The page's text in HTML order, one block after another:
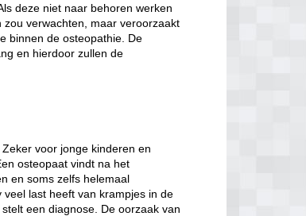
deze niet naar behoren werken
verwachten, maar veroorzaakt
binnen de osteopathie. De
en hierdoor zullen de
voor jonge kinderen en
osteopaat vindt na het
en soms zelfs helemaal
last heeft van krampjes in de
een diagnose. De oorzaak van